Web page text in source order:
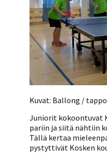
Kuvat: Ballong /
Juniorit kokoontuvat
pariin ja siitä nähtiin
Tällä kertaa
pystyttivät Kosken